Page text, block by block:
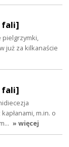
fali]
pielgrzymki,
już za kilkanaście
fali]
m.in. o
» więcej